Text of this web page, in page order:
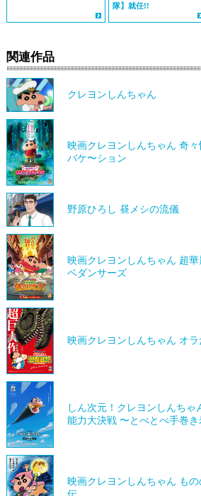
隊】就任!!
関連作品
クレヨンしんちゃん
映画クレヨンしんちゃん 奇
バケ〜ション
野原ひろし 昼メシの流儀
映画クレヨンしんちゃん 超
ベダンサーズ
映画クレヨンしんちゃん オ
しん次元！クレヨンしんちゃ
能力大決戦 〜とべとべ手巻き
映画クレヨンしんちゃん も
伝